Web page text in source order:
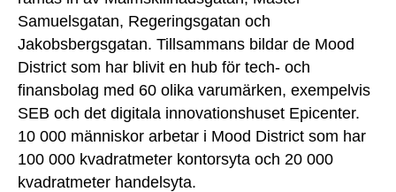
Samuelsgatan, Regeringsgatan och
Jakobsbergsgatan. Tillsammans bildar de Mood
District som har blivit en hub för tech- och
finansbolag med 60 olika varumärken, exempelvis
SEB och det digitala innovationshuset Epicenter.
10 000 människor arbetar i Mood District som har
100 000 kvadratmeter kontorsyta och 20 000
kvadratmeter handelsyta.